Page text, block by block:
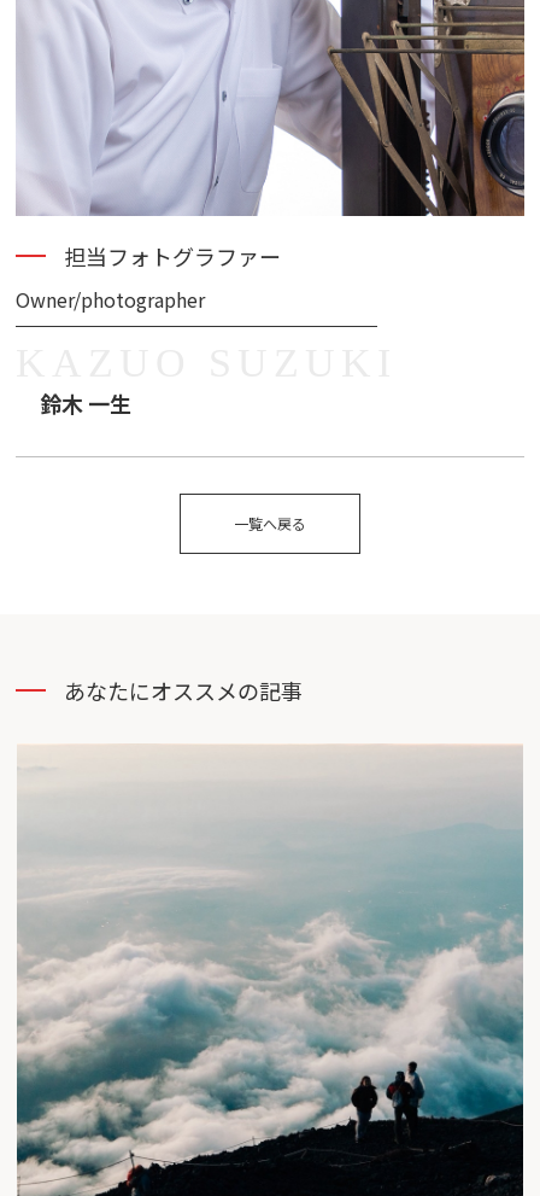
担当フォトグラファー
Owner/photographer
鈴木 一生
一覧へ戻る
あなたにオススメの記事